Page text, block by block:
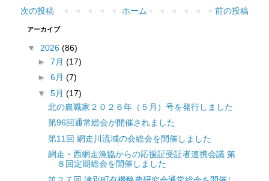
次の投稿 前の投稿
ホーム
アーカイブ
▼ 2026 (86)
► 7月 (17)
► 6月 (7)
▼ 5月 (17)
北の農職家２０２６年（５月）号を発行しました
第96回通常総会が開催されました
第11回 網走川流域の会総会を開催しました
網走・西網走漁協からの応援証受証者連携会議 第
８回定期総会を開催しました